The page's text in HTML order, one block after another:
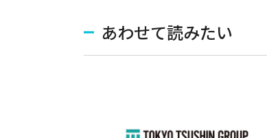
あわせて読みたい